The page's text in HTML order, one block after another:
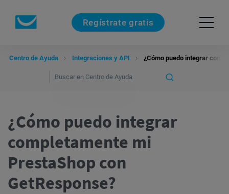
Regístrate gratis
Centro de Ayuda Integraciones y API ¿Cómo puedo integrar
¿Cómo puedo integrar
completamente mi
PrestaShop con
GetResponse?